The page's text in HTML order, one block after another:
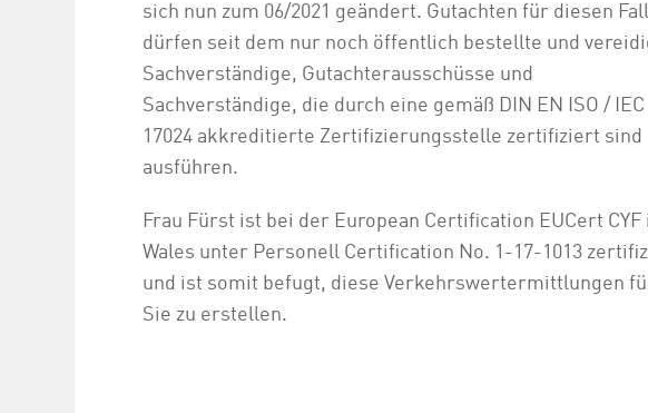
sich nun zum 06/2021 geändert. Gutachten für diesen Fall
dürfen seit dem nur noch öffentlich bestellte und
Sachverständige, Gutachterausschüsse und
Sachverständige, die durch eine gemäß DIN EN ISO / IEC
17024 akkreditierte Zertifizierungsstelle zertifiziert sind
ausführen.
Frau Fürst ist bei der European Certification EUCert CYF
Wales unter Personell Certification No. 1-17-1013
und ist somit befugt, diese Verkehrswertermittlungen
Sie zu erstellen.